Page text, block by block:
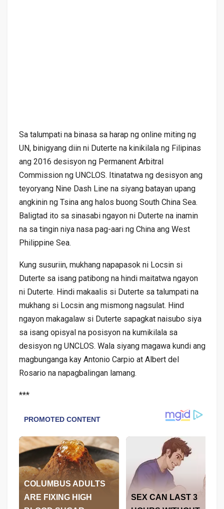
Sa talumpati na binasa sa harap ng online miting ng
UN, binigyang diin ni Duterte na kinikilala ng Filipinas
ang 2016 desisyon ng Permanent Arbitral
Commission ng UNCLOS. Itinatatwa ng desisyon ang
teyoryang Nine Dash Line na siyang batayan upang
angkinin ng Tsina ang halos buong South China Sea.
Baligtad ito sa sinasabi ngayon ni Duterte na inamin
na sa tingin niya nasa pag-aari ng China ang West
Philippine Sea.
Kung susuriin, mukhang napapasok ni Locsin si
Duterte sa isang patibong na hindi maitatwa ngayon
ni Duterte. Hindi makaalis si Duterte sa talumpati na
mukhang si Locsin ang mismong nagsulat. Hind
ngayon makagalaw si Duterte sapagkat naisubo siya
sa isang opisyal na posisyon na kumikilala sa
desisyon ng UNCLOS. Wala siyang magawa kundi ang
magbunganga kay Antonio Carpio at Albert del
Rosario na napagbalingan lamang.
***